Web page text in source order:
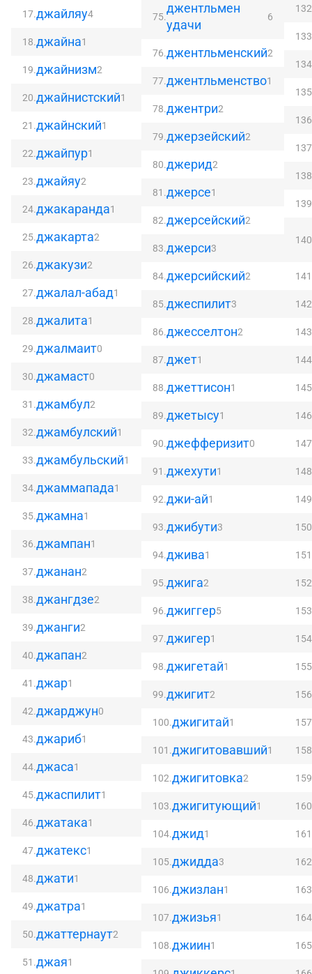
17.джайляу4
18.джайна1
19.джайнизм2
20.джайнистский1
21.джайнский1
22.джайпур1
23.джайяу2
24.джакаранда1
25.джакарта2
26.джакузи2
27.джалал-абад1
28.джалита1
29.джалмаит0
30.джамаст0
31.джамбул2
32.джамбулский1
33.джамбульский1
34.джаммапада1
35.джамна1
36.джампан1
37.джанан2
38.джангдзе2
39.джанги2
40.джапан2
41.джар1
42.джарджун0
43.джариб1
44.джаса1
45.джаспилит1
46.джатака1
47.джатекс1
48.джати1
49.джатра1
50.джаттернаут2
51.джая1
75.
джентльмен
удачи
6
76.джентльменский2
77.джентльменство1
78.джентри2
79.джерзейский2
80.джерид2
81.джерсе1
82.джерсейский2
83.джерси3
84.джерсийский2
85.джеспилит3
86.джесселтон2
87.джет1
88.джеттисон1
89.джетысу1
90.джефферизит0
91.джехути1
92.джи-ай1
93.джибути3
94.джива1
95.джига2
96.джиггер5
97.джигер1
98.джигетай1
99.джигит2
100.джигитай1
101.джигитовавший1
102.джигитовка2
103.джигитующий1
104.джид1
105.джидда3
106.джизлан1
107.джизья1
108.джиин1